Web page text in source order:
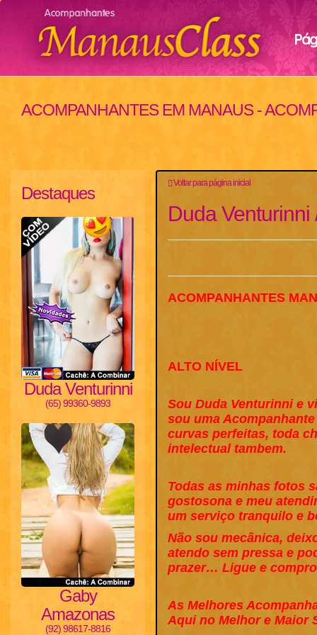
ACOMPANHANTES EM MANAUS -
Destaques
Duda Venturinni
(65) 99360-9893
Gaby
Amazonas
(92) 98617-8816
Voltar para página inicial
Duda
ACOMPANHANTES
ALTO NÍVEL
Sou Duda Venturinni e
sou uma
curvas perfeitas, toda
intelectual tambem.
Todas as minhas fotos
gostosona e meu
um serviço tranquilo e
Não sou mecânica,
atendo sem pressa e
prazer… Ligue e
As Melhores
Aqui no Melhor e Maior